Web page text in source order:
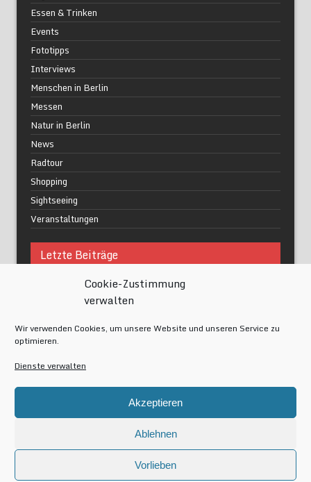
Cookie-Zustimmung
verwalten
Wir verwenden Cookies, um unsere Website und unseren Service zu
optimieren.
Dienste verwalten
Akzeptieren
Ablehnen
Vorlieben
Essen & Trinken
Events
Fototipps
Interviews
Menschen in Berlin
Messen
Natur in Berlin
News
Radtour
Shopping
Sightseeing
Veranstaltungen
Letzte Beiträge
Was macht urbane Lebensqualität wirklich aus?
Grüne Oasen in Berlin
Festival of Lights Berlin 2024
Gesund schlafen im modernen Alltag
WordPress.org